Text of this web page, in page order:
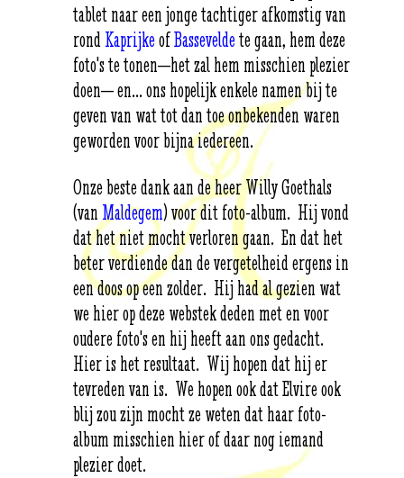
tablet naar een jonge tachtiger afkomstig van
rondKaprijkeofBasseveldete gaan, hem deze
foto's te tonen—het zal hem misschien plezier
doen— en... ons hopelijk enkele namen bij te
geven van wat tot dan toe onbekenden waren
geworden voor bijna iedereen.
Onze beste dank aan de heer Willy Goethals
(van Maldegem) voor dit foto-album. Hij vond
dat het niet mocht ver­loren gaan. En dat het
beter verdiende dan de vergetelheid ergens in
een doos op een zolder. Hij had al gezien wat
we hier op deze webstek deden met en voor
oudere foto's en hij heeft aan ons gedacht.
Hier is het resultaat. Wij hopen dat hij er
tevreden van is. We hopen ook dat Elvire ook
blij zou zijn mocht ze weten dat haar foto-
album misschien hier of daar nog iemand
plezier doet.